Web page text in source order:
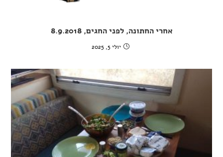
אחרי החתונה, לפני החגים, 8.9.2018
יולי 5, 2025